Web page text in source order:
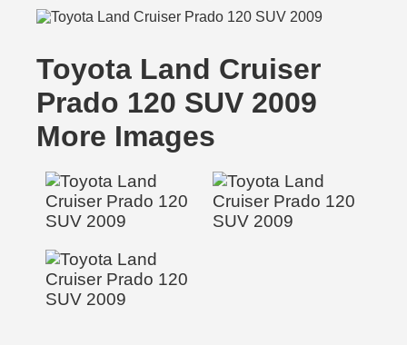
Toyota Land Cruiser
Prado 120 SUV 2009
More Images